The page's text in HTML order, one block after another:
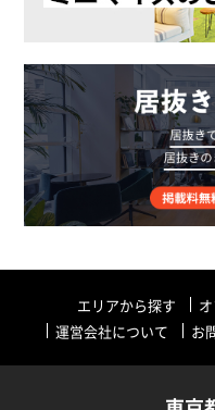
エリアから探す
運営会社について
お